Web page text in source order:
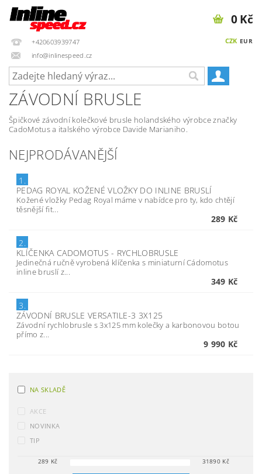
+420603939747
info@inlinespeed.cz
CZK EUR
0 Kč
ZÁVODNÍ BRUSLE
Špičkové závodní kolečkové brusle holandského výrobce značky
CadoMotus a italského výrobce Davide Marianiho.
NEJPRODÁVANĚJŠÍ
1.
PEDAG ROYAL KOŽENÉ VLOŽKY DO INLINE BRUSLÍ
Kožené vložky Pedag Royal máme v nabídce pro ty, kdo chtějí
těsnější fit...
289 Kč
2.
KLÍČENKA CADOMOTUS - RYCHLOBRUSLE
Jedinečná ručně vyrobená klíčenka s miniaturní Cádomotus
inline bruslí z...
349 Kč
3.
ZÁVODNÍ BRUSLE VERSATILE-3 3X125
Závodní rychlobrusle s 3x125 mm kolečky a karbonovou botou
přímo z...
9 990 Kč
NA SKLADĚ
AKCE
NOVINKA
TIP
289 Kč 31890 Kč